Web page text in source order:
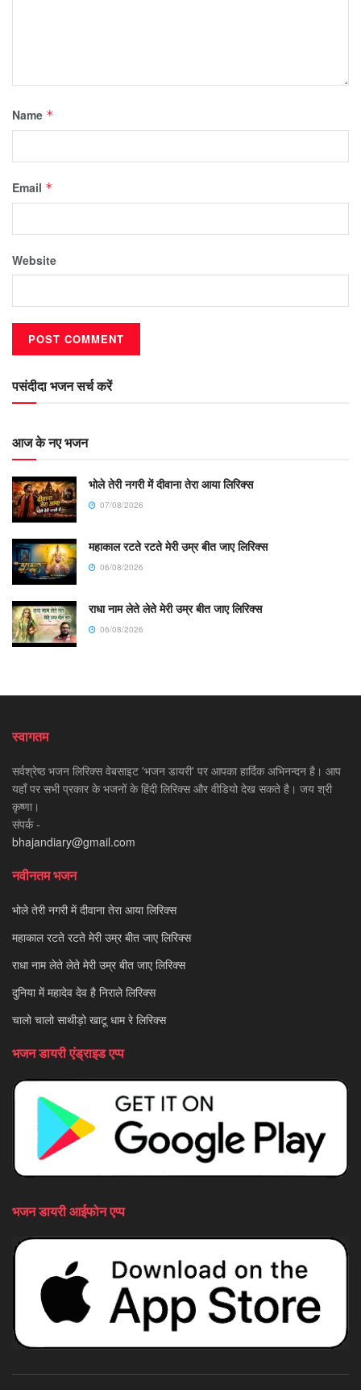
Name *
Email *
Website
पसंदीदा भजन सर्च करें
आज के नए भजन
भोले तेरी नगरी में दीवाना तेरा आया लिरिक्स
07/08/2026
महाकाल रटते रटते मेरी उम्र बीत जाए लिरिक्स
06/08/2026
राधा नाम लेते लेते मेरी उम्र बीत जाए लिरिक्स
06/08/2026
स्वागतम
सर्वश्रेष्ठ भजन लिरिक्स वेबसाइट 'भजन डायरी' पर आपका हार्दिक अभिनन्दन है। आप
यहाँ पर सभी प्रकार के भजनों के हिंदी लिरिक्स और वीडियो देख सकते है। जय श्री
कृष्णा।
संपर्क -
bhajandiary@gmail.com
नवीनतम भजन
भोले तेरी नगरी में दीवाना तेरा आया लिरिक्स
महाकाल रटते रटते मेरी उम्र बीत जाए लिरिक्स
राधा नाम लेते लेते मेरी उम्र बीत जाए लिरिक्स
दुनिया में महादेव देव है निराले लिरिक्स
चालो चालो साथीड़ो खाटू धाम रे लिरिक्स
भजन डायरी एंड्राइड एप्प
भजन डायरी आईफोन एप्प